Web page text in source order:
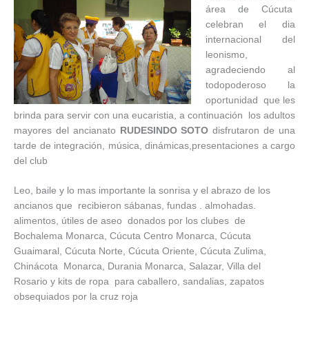
área de Cúcuta
celebran el dia
internacional del
leonismo,
agradeciendo al
todopoderoso la
oportunidad que les
brinda para servir con una eucaristia, a continuación los adultos
mayores del ancianato RUDESINDO SOTO disfrutaron de una
tarde de integración, música, dinámicas,presentaciones a cargo
del club
Leo, baile y lo mas importante la sonrisa y el abrazo de los
ancianos que recibieron sábanas, fundas . almohadas.
alimentos, útiles de aseo donados por los clubes de
Bochalema Monarca, Cúcuta Centro Monarca, Cúcuta
Guaimaral, Cúcuta Norte, Cúcuta Oriente, Cúcuta Zulima,
Chinácota Monarca, Durania Monarca, Salazar, Villa del
Rosario y kits de ropa para caballero, sandalias, zapatos
obsequiados por la cruz roja